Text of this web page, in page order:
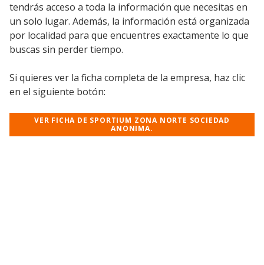
tendrás acceso a toda la información que necesitas en
un solo lugar. Además, la información está organizada
por localidad para que encuentres exactamente lo que
buscas sin perder tiempo.
Si quieres ver la ficha completa de la empresa, haz clic
en el siguiente botón:
VER FICHA DE SPORTIUM ZONA NORTE SOCIEDAD
ANONIMA.